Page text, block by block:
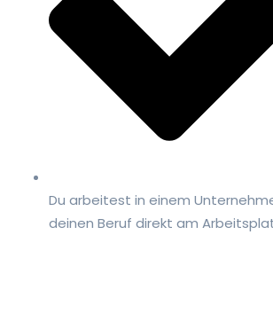
Du arbeitest in einem
deinen Beruf direkt am